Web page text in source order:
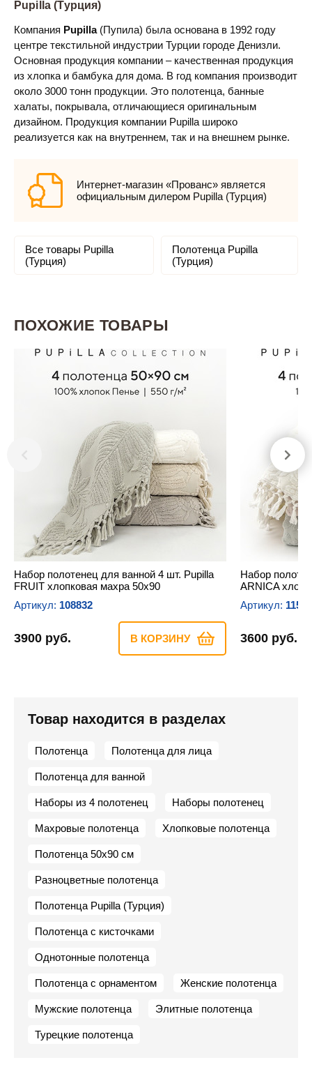
Pupilla (Турция)
Компания Pupilla(Пупила) была основана в 1992 году
центре текстильной индустрии Турции городе Денизли.
Основная продукция компании – качественная продукция
из хлопка и бамбука для дома. В год компания производит
около 3000 тонн продукции. Это полотенца, банные
халаты, покрывала, отличающиеся оригинальным
дизайном. Продукция компании Pupilla широко
реализуется как на внутреннем, так и на внешнем рынке.
Интернет-магазин «Прованс» является
официальным дилером Pupilla (Турция)
Все товары Pupilla
(Турция)
Полотенца Pupilla
(Турция)
ПОХОЖИЕ ТОВАРЫ
Набор полотенец для ванной 4 шт. Pupilla
FRUIT хлопковая махра 50х90
Артикул: 108832
3900 руб. В КОРЗИНУ
Набор
ARNICA
Артикул:
3600 руб.
Товар находится в разделах
Полотенца Полотенца для лица
Полотенца для ванной
Наборы из 4 полотенец Наборы полотенец
Махровые полотенца Хлопковые полотенца
Полотенца 50х90 см
Разноцветные полотенца
Полотенца Pupilla (Турция)
Полотенца с кисточками
Однотонные полотенца
Полотенца с орнаментом Женские полотенца
Мужские полотенца Элитные полотенца
Турецкие полотенца